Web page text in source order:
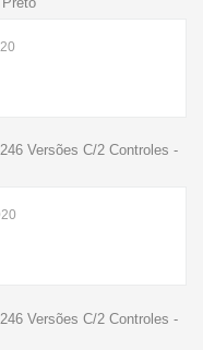
Versões C/2 Controles -
Versões C/2 Controles -